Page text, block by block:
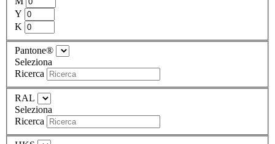
Y
K
Pantone®
Seleziona
Ricerca
RAL
Seleziona
Ricerca